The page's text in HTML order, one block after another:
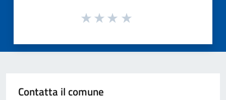
Contatta il comune